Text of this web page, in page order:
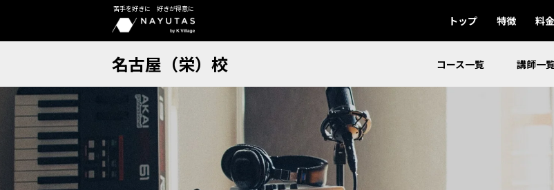
苦手を好きに 好きが得意に
トップ 特徴 料金
名古屋（栄）校 コース一覧 講師一